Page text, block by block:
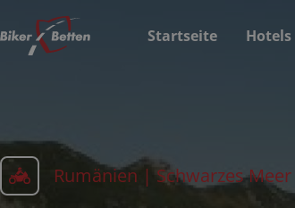
Startseite Hotels
Rumänien | Schwarzes Meer